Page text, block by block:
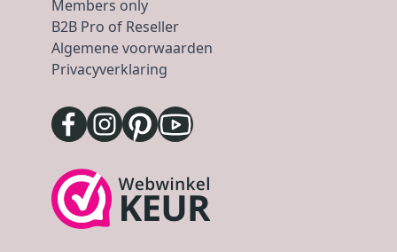
Members only
B2B Pro of Reseller
Algemene voorwaarden
Privacyverklaring